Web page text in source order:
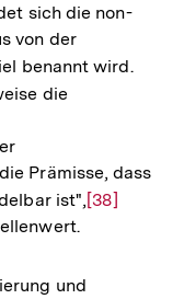
sich die non-
von der
benannt wird.
die
Prämisse, dass
ist",Zur
[38]
und